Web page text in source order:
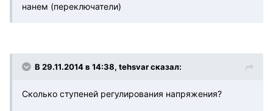
нанем (переключатели)
В 29.11.2014 в 14:38, tehsvar сказал:
Сколько ступеней регулирования напряжения?